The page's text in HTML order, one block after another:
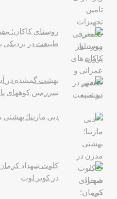
روستای کاکان؛
طبیعت در نزدیکی
بهشت گمشده در
سرزمین کوههای
دبی مارینا؛
کلوت شهداد
در کویر لوت